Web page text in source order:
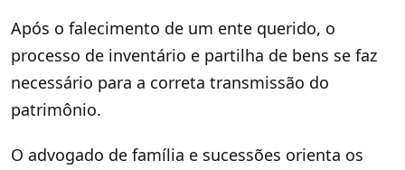
Após o falecimento de um ente querido, o
processo de inventário e partilha de bens se faz
necessário para a correta transmissão do
patrimônio.
O advogado de família e sucessões orienta os